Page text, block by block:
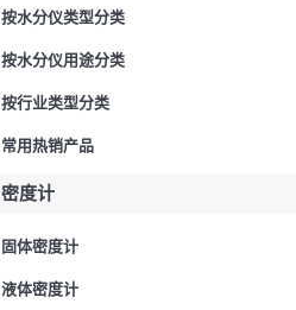
按水分仪类型分类
按水分仪用途分类
按行业类型分类
常用热销产品
密度计
固体密度计
液体密度计